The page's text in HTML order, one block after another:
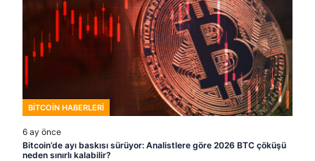
BITCOIN HABERLERI
6 ay önce
Bitcoin’de ayı baskısı sürüyor: Analistlere göre 2026 BTC çöküşü
neden sınırlı kalabilir?